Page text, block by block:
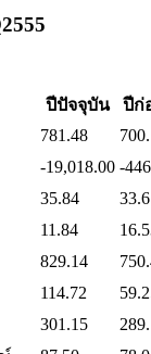
ปีปัจจุบัน
ปีก่
781.48
-19,018.00 -
35.84
11.84
829.14
114.72
301.15